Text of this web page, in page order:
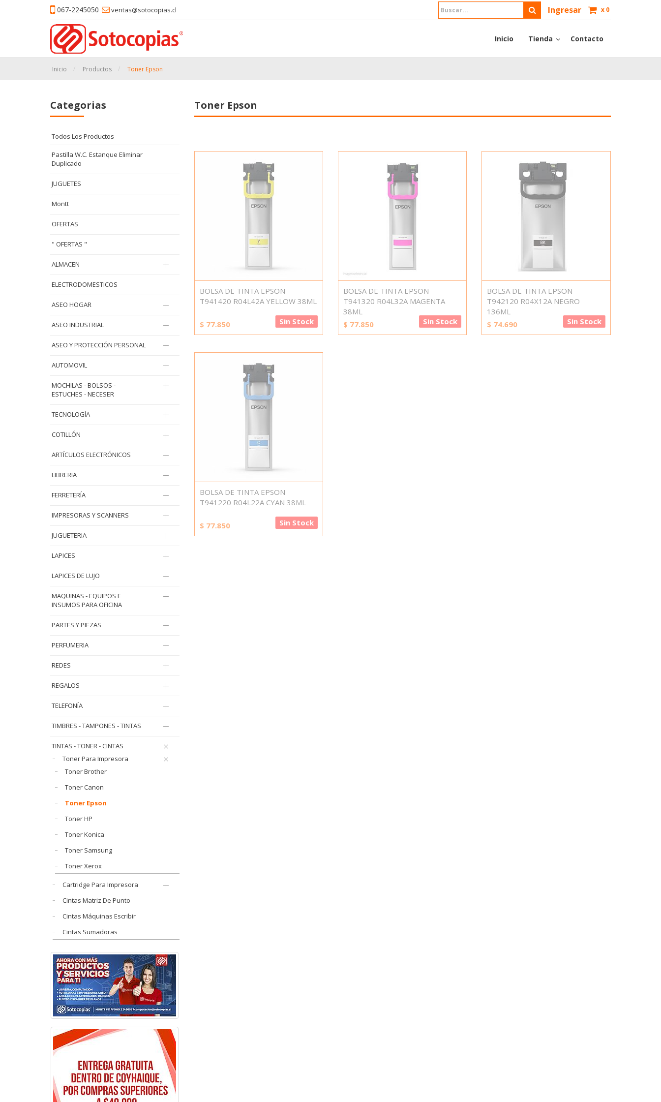
067-2245050 ventas@sotocopias.cl Ingresar x 0
Inicio Tienda Contacto
Inicio Productos Toner Epson
Categorias
Todos Los Productos
Pastilla W.C. Estanque Eliminar
Duplicado
JUGUETES
Montt
OFERTAS
" OFERTAS "
ALMACEN
ELECTRODOMESTICOS
ASEO HOGAR
ASEO INDUSTRIAL
ASEO Y PROTECCIÓN PERSONAL
AUTOMOVIL
MOCHILAS - BOLSOS -
ESTUCHES - NECESER
TECNOLOGÍA
COTILLÓN
ARTÍCULOS ELECTRÓNICOS
LIBRERIA
FERRETERÍA
IMPRESORAS Y SCANNERS
JUGUETERIA
LAPICES
LAPICES DE LUJO
MAQUINAS - EQUIPOS E
INSUMOS PARA OFICINA
PARTES Y PIEZAS
PERFUMERIA
REDES
REGALOS
TELEFONÍA
TIMBRES - TAMPONES - TINTAS
TINTAS - TONER - CINTAS
Toner Para Impresora
Toner Brother
Toner Canon
Toner Epson
Toner HP
Toner Konica
Toner Samsung
Toner Xerox
Cartridge Para Impresora
Cintas Matriz De Punto
Cintas Máquinas Escribir
Cintas Sumadoras
Toner Epson
BOLSA DE TINTA EPSON
T941420 R04L42A YELLOW 38ML
$ 77.850 Sin Stock
BOLSA DE TINTA EPSON
T941320 R04L32A MAGENTA
38ML
$ 77.850 Sin Stock
BOLSA DE TINTA EPSON
T942120 R04X12A NEGRO
136ML
$ 74.690 Sin Stock
BOLSA DE TINTA EPSON
T941220 R04L22A CYAN 38ML
$ 77.850 Sin Stock